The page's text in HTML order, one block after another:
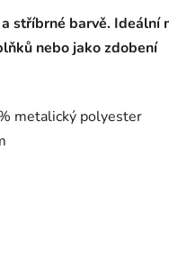
stříbrné barvě. Ideální
nebo jako zdobení
metalický polyester